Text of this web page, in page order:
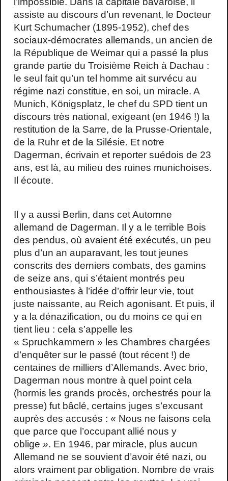
assiste au discours d’un revenant, le Docteur
Kurt Schumacher (1895-1952), chef des
sociaux-démocrates allemands, un ancien de
la République de Weimar qui a passé la plus
grande partie du Troisième Reich à Dachau :
le seul fait qu’un tel homme ait survécu au
régime nazi constitue, en soi, un miracle. A
Munich, Königsplatz, le chef du SPD tient un
discours très national, exigeant (en 1946 !) la
restitution de la Sarre, de la Prusse-Orientale,
de la Ruhr et de la Silésie. Et notre
Dagerman, écrivain et reporter suédois de 23
ans, est là, au milieu des ruines munichoises.
Il écoute.
Il y a aussi Berlin, dans cet Automne
allemand de Dagerman. Il y a le terrible Bois
des pendus, où avaient été exécutés, un peu
plus d’un an auparavant, les tout jeunes
conscrits des derniers combats, des gamins
de seize ans, qui s’étaient montrés peu
enthousiastes à l’idée d’offrir leur vie, tout
juste naissante, au Reich agonisant. Et puis, il
y a la dénazification, ou du moins ce qui en
tient lieu : cela s’appelle les
« Spruchkammern » les Chambres chargées
d’enquêter sur le passé (tout récent !) de
centaines de milliers d’Allemands. Avec brio,
Dagerman nous montre à quel point cela
(hormis les grands procès, orchestrés pour la
presse) fut bâclé, certains juges s’excusant
auprès des accusés : « Nous ne faisons cela
que parce que l’occupant allié nous y
oblige ». En 1946, par miracle, plus aucun
Allemand ne se souvient d’avoir été nazi, ou
alors vraiment par obligation. Nombre de vrais